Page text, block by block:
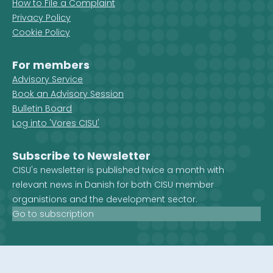
How to File a Complaint
Privacy Policy
Cookie Policy
For members
Advisory Service
Book an Advisory Session
Bulletin Board
Log into 'Vores CISU'
Subscribe to Newsletter
CISU's newsletter is published twice a month with
relevant news in Danish for both CISU member
organistions and the development sector.
Go to subscription